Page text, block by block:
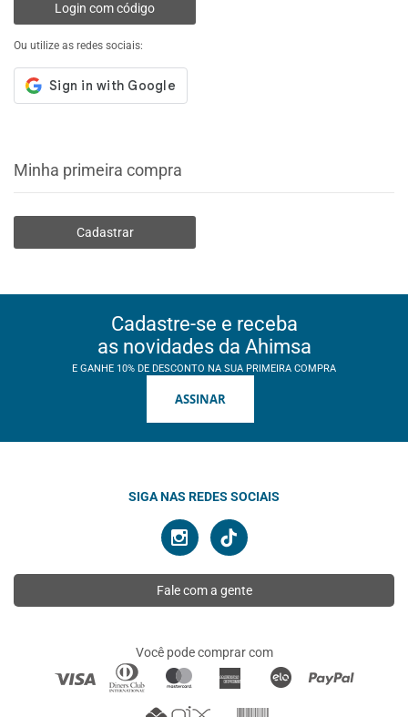
Login com código
Ou utilize as redes sociais:
Minha primeira compra
Cadastrar
Cadastre-se e receba
as novidades da Ahimsa
E GANHE 10% DE DESCONTO NA SUA PRIMEIRA COMPRA
ASSINAR
SIGA NAS REDES SOCIAIS
Fale com a gente
Você pode comprar com